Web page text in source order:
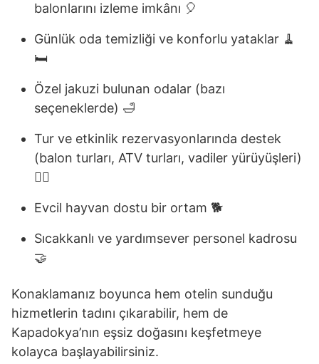
balonlarını izleme imkânı 🎈
Günlük oda temizliği ve konforlu yataklar 🧹
🛏️
Özel jakuzi bulunan odalar (bazı
seçeneklerde) 🛁
Tur ve etkinlik rezervasyonlarında destek
(balon turları, ATV turları, vadiler yürüyüşleri)
🚴‍♂️
Evcil hayvan dostu bir ortam 🐕
Sıcakkanlı ve yardımsever personel kadrosu
🤝
Konaklamanız boyunca hem otelin sunduğu
hizmetlerin tadını çıkarabilir, hem de
Kapadokya’nın eşsiz doğasını keşfetmeye
kolayca başlayabilirsiniz.